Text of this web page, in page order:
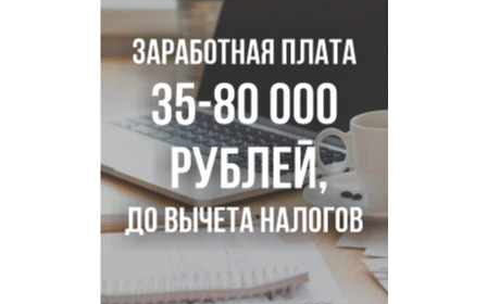
Всем миром: жители новосибирской деревни помогли
найти пропавшего мальчика
Новосибирцам объяснили новые правила сверхурочной